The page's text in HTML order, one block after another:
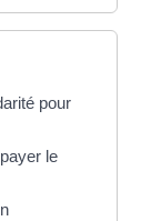
pour
le